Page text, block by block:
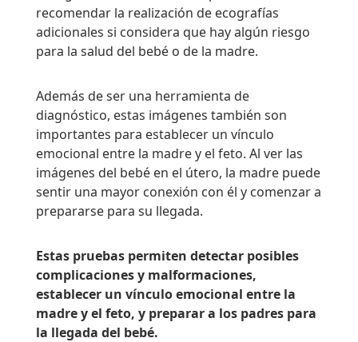
recomendar la realización de ecografías
adicionales si considera que hay algún riesgo
para la salud del bebé o de la madre.
Además de ser una herramienta de
diagnóstico, estas imágenes también son
importantes para establecer un vínculo
emocional entre la madre y el feto. Al ver las
imágenes del bebé en el útero, la madre puede
sentir una mayor conexión con él y comenzar a
prepararse para su llegada.
Estas pruebas permiten detectar posibles
complicaciones y malformaciones,
establecer un vínculo emocional entre la
madre y el feto, y preparar a los padres para
la llegada del bebé.